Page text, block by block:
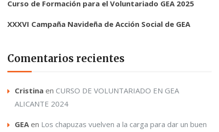
Curso de Formación para el Voluntariado GEA 2025
XXXVI Campaña Navideña de Acción Social de GEA
Comentarios recientes
Cristina en CURSO DE VOLUNTARIADO EN GEA
ALICANTE 2024
GEA en Los chapuzas vuelven a la carga para dar un buen